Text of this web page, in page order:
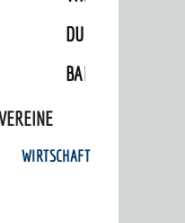
DULGER-
BAD
WIRTSCHAFT